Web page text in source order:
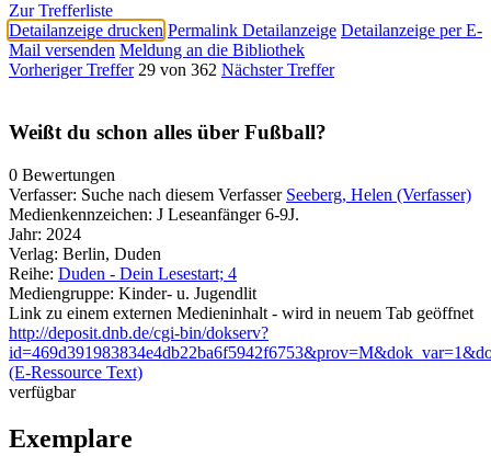
Zur Trefferliste
Detailanzeige drucken Permalink Detailanzeige Detailanzeige per E-
Mail versenden Meldung an die Bibliothek
Vorheriger Treffer 29 von 362 Nächster Treffer
Weißt du schon alles über Fußball?
0 Bewertungen
Verfasser: Suche nach diesem Verfasser Seeberg, Helen (Verfasser)
Medienkennzeichen: J Leseanfänger 6-9J.
Jahr: 2024
Verlag: Berlin, Duden
Reihe: Duden - Dein Lesestart; 4
Mediengruppe: Kinder- u. Jugendlit
Link zu einem externen Medieninhalt - wird in neuem Tab geöffnet
http://deposit.dnb.de/cgi-bin/dokserv?
(E-Ressource Text)
verfügbar
Exemplare